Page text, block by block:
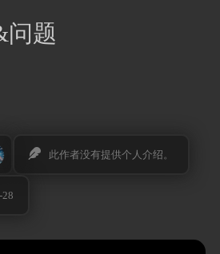
问题
此作者没有提供个人介绍。